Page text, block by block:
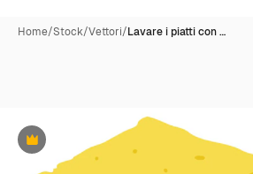
Home/Stock/Vettori/Lavare i piatti con …
Premium